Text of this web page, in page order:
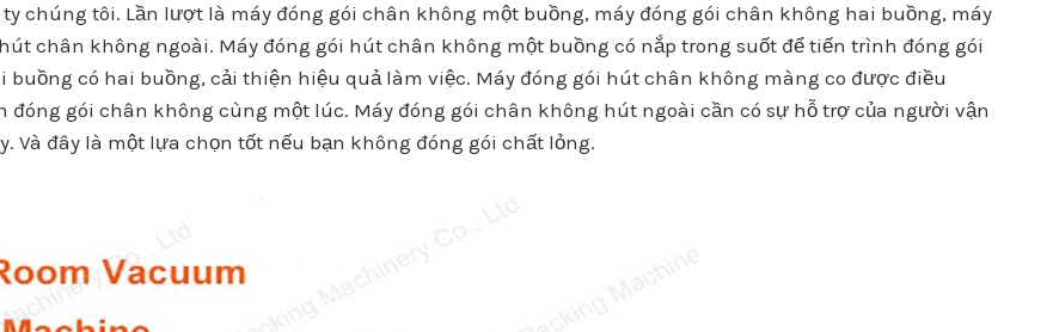
chúng tôi. Lần lượt là máy đóng gói chân không một buồng, máy đóng gói chân không hai buồng, máy
chân không ngoài. Máy đóng gói hút chân không một buồng có nắp trong suốt để tiến trình đóng gói
có hai buồng, cải thiện hiệu quả làm việc. Máy đóng gói hút chân không màng co được điều
gói chân không cùng một lúc. Máy đóng gói chân không hút ngoài cần có sự hỗ trợ của người vận
Và đây là một lựa chọn tốt nếu bạn không đóng gói chất lỏng.